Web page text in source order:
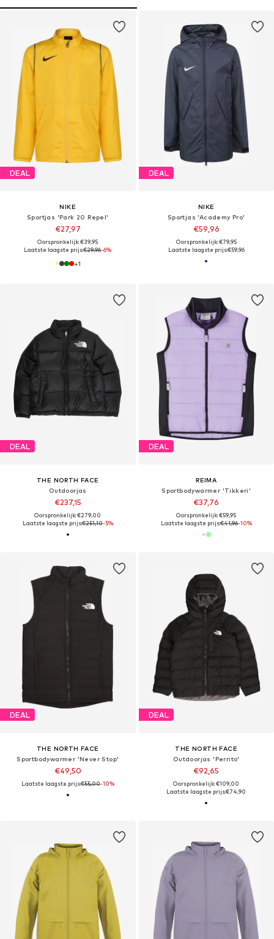
DEAL
NIKE
Sportjas 'Park 20 Repel'
€27,97
Oorspronkelijk: €39,95
Laatste laagste prijs:€29,96-6%
+1
DEAL
NIKE
Sportjas 'Academy Pro'
€59,96
Oorspronkelijk: €79,95
Laatste laagste prijs:€59,96
DEAL
THE NORTH FACE
Outdoorjas
€237,15
Oorspronkelijk: €279,00
Laatste laagste prijs:€251,10-5%
DEAL
REIMA
Sportbodywarmer 'Tikkeri'
€37,76
Oorspronkelijk: €59,95
Laatste laagste prijs:€41,96-10%
DEAL
THE NORTH FACE
Sportbodywarmer 'Never Stop'
€49,50
Laatste laagste prijs:€55,00-10%
DEAL
THE NORTH FACE
Outdoorjas 'Perrito'
€92,65
Oorspronkelijk: €109,00
Laatste laagste prijs:€74,90